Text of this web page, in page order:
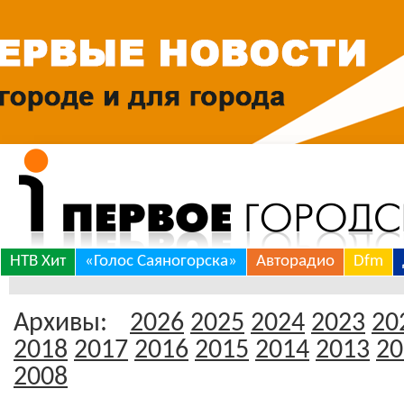
Skip
content
НТВ Хит «Голос Саяногорска» Авторадио Dfm
Архивы: 2026 2025 2024 2023
2018 2017 2016 2015 2014 2013
2008